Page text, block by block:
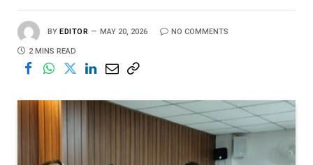
BY EDITOR MAY 20, 2026 NO COMMENTS
2 MINS READ